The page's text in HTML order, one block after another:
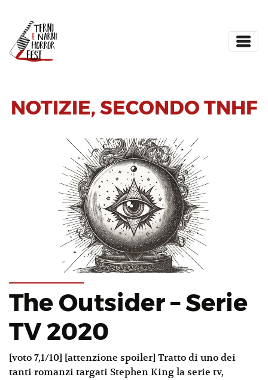
NOTIZIE, SECONDO TNHF
The Outsider – Serie
TV 2020
[voto 7,1/10] [attenzione spoiler] Tratto di uno dei
tanti romanzi targati Stephen King la serie tv,